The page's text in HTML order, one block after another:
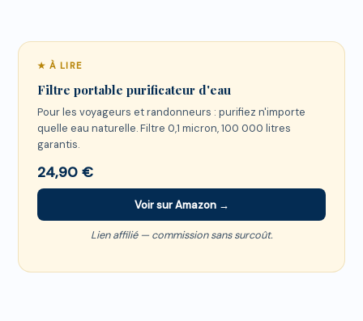
★ À LIRE
Filtre portable purificateur d'eau
Pour les voyageurs et randonneurs : purifiez n'importe
quelle eau naturelle. Filtre 0,1 micron, 100 000 litres
garantis.
24,90 €
Voir sur Amazon →
Lien affilié — commission sans surcoût.